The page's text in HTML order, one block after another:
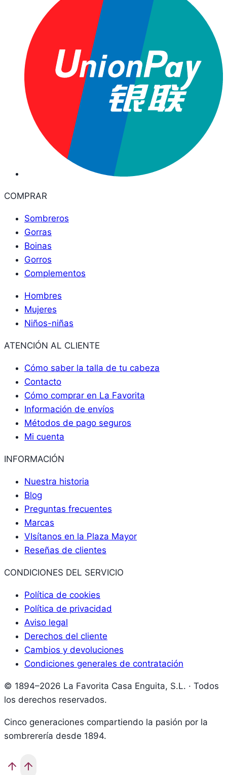
COMPRAR
Sombreros
Gorras
Boinas
Gorros
Complementos
Hombres
Mujeres
Niños-niñas
ATENCIÓN AL CLIENTE
Cómo saber la talla de tu cabeza
Contacto
Cómo comprar en La Favorita
Información de envíos
Métodos de pago seguros
Mi cuenta
INFORMACIÓN
Nuestra historia
Blog
Preguntas frecuentes
Marcas
VIsítanos en la Plaza Mayor
Reseñas de clientes
CONDICIONES DEL SERVICIO
Política de cookies
Política de privacidad
Aviso legal
Derechos del cliente
Cambios y devoluciones
Condiciones generales de contratación
© 1894–2026 La Favorita Casa Enguita, S.L. · Todos
los derechos reservados.
Cinco generaciones compartiendo la pasión por la
sombrerería desde 1894.